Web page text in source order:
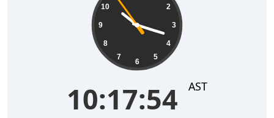
2
3
4
5
6
7
8
9
10
10:17:54 AST